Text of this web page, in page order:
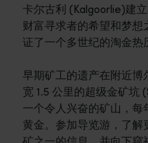
卡尔古利 (Kalgoorlie)建
财富寻求者的希望和梦
证了一个多世纪的淘金热
早期矿工的遗产在附近博
宽 1.5 公里的超级金矿坑
一个令人兴奋的矿山，每
黄金。参加导览游，了解